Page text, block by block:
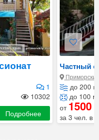
1
10302
Подробнее
Частный
до 200
до 100
от 1500
за 3 чел. в